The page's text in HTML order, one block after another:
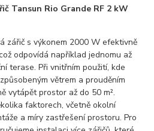
Tansun Rio Grande RF 2 kW
zářič s výkonem 2000 W efektivně
odpovídá například jednomu až
terase. Při vnitřním použití, kde
větrem a prouděním
vytápět prostor až do 50 m².
faktorech, včetně okolní
a míry zastřešení prostoru. Pro